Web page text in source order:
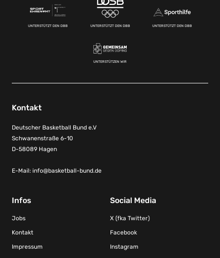
UNTERSTÜTZT DEN DBB UNTERSTÜTZT DEN DBB UNTERSTÜTZT DEN DBB
UNTERSTÜTZEN WIR
Kontakt
Deutscher Basketball Bund e.V
Schwanenstraße 6-10
D-58089 Hagen
E-Mail: info@basketball-bund.de
Infos
Jobs
Kontakt
Impressum
Social Media
X (fka Twitter)
Facebook
Instagram